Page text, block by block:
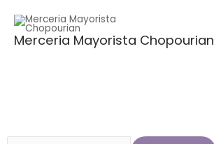
contenido
Merceria Mayorista Chopourian